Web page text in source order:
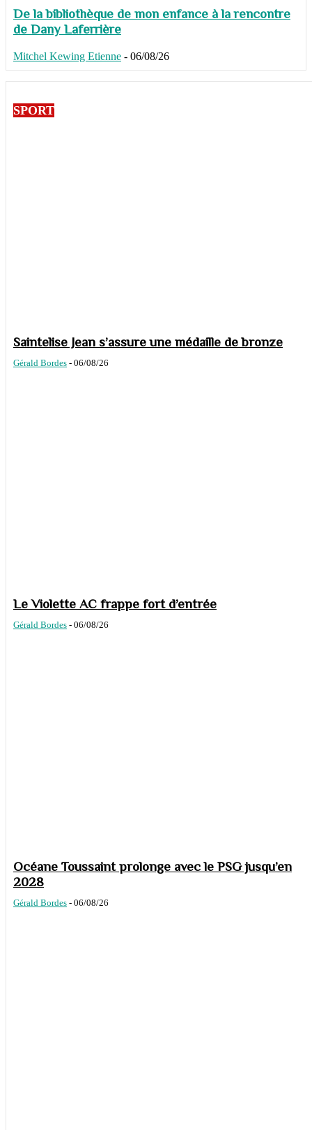
De la bibliothèque de mon enfance à la rencontre
de Dany Laferrière
Mitchel Kewing Etienne - 06/08/26
SPORT
Saintelise Jean s’assure une médaille de bronze
Gérald Bordes - 06/08/26
Le Violette AC frappe fort d’entrée
Gérald Bordes - 06/08/26
Océane Toussaint prolonge avec le PSG jusqu’en
2028
Gérald Bordes - 06/08/26